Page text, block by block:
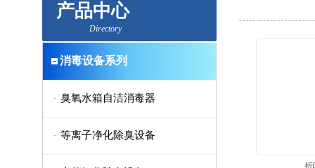
产品中心
Directory
消毒设备系列
· 臭氧水箱自洁消毒器
· 等离子净化除臭设备
折